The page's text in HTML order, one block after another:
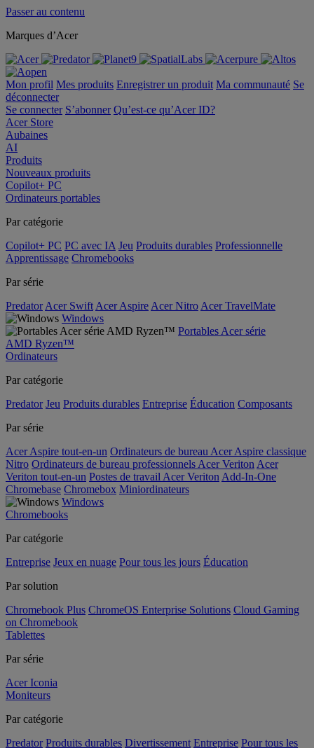
Passer au contenu
Marques d’Acer
Mon profil Mes produits Enregistrer un produit Ma communauté Se
déconnecter
Se connecter S’abonner Qu’est-ce qu’Acer ID?
Acer Store
Aubaines
AI
Produits
Nouveaux produits
Copilot+ PC
Ordinateurs portables
Par catégorie
Copilot+ PC PC avec IA Jeu Produits durables Professionnelle
Apprentissage Chromebooks
Par série
Predator Acer Swift Acer Aspire Acer Nitro Acer TravelMate
Windows
Portables Acer série
AMD Ryzen™
Ordinateurs
Par catégorie
Predator Jeu Produits durables Entreprise Éducation Composants
Par série
Acer Aspire tout-en-un Ordinateurs de bureau Acer Aspire classique
Nitro Ordinateurs de bureau professionnels Acer Veriton Acer
Veriton tout-en-un Postes de travail Acer Veriton Add-In-One
Chromebase Chromebox Miniordinateurs
Windows
Chromebooks
Par catégorie
Entreprise Jeux en nuage Pour tous les jours Éducation
Par solution
Chromebook Plus ChromeOS Enterprise Solutions Cloud Gaming
on Chromebook
Tablettes
Par série
Acer Iconia
Moniteurs
Par catégorie
Predator Produits durables Divertissement Entreprise Pour tous les